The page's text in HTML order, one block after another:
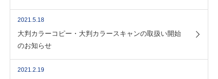
2021.5.18
大判カラーコピー・大判カラースキャンの取扱い開始
のお知らせ
2021.2.19